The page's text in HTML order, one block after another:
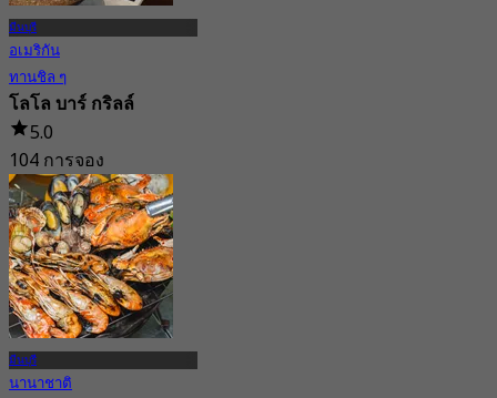
มีนบุรี
อเมริกัน
ทานชิล ๆ
โลโล บาร์ กริลล์
5.0
104 การจอง
จาก฿ 437.5
มีนบุรี
นานาชาติ